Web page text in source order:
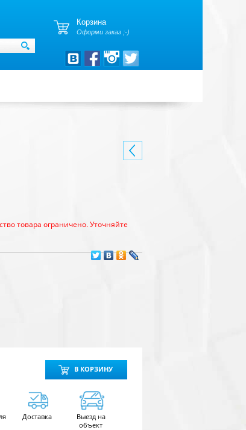
Корзина
Оформи заказ ;-)
товара ограничено. Уточняйте
В КОРЗИНУ
Доставка
Выезд на
объект